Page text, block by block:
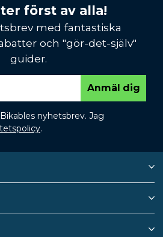
först av alla!
med fantastiska
och "gör-det-själv"
guider.
Anmäl dig
nyhetsbrev. Jag
.